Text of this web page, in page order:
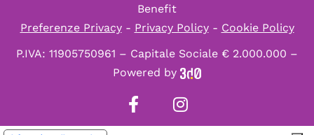
Benefit
Preferenze Privacy- Privacy Policy- Cookie Policy
P.IVA: 11905750961 – Capitale Sociale € 2.000.000 –
Powered by